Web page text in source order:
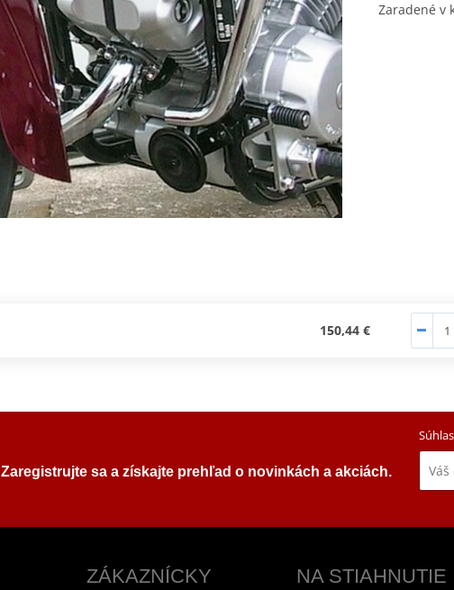
Zaradené
150,44 €
Zaregistrujte sa a získajte prehľad o novinkách a akciách.
ZÁKAZNÍCKY
NA STIAHNUTIE